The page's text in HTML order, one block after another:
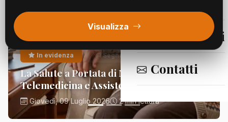
Segnalazioni
Contatti
Visualizza
In evidenza Segnalazioni
La Salute a Portata di Mano:
Telemedicina e Assistenza Domiciliare
Giovedì, 09 Luglio 2026 2 min lettura